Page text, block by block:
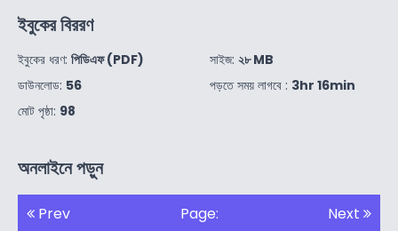
ইবুকের বিররণ
ইবুকের ধরণ: পিডিএফ (PDF)
ডাউনলোড: 56
মোট পৃষ্ঠা: 98
সাইজ: ২৮ MB
পড়তে সময় লাগবে : 3hr 16min
অনলাইনে পড়ুন
Prev Page: Next